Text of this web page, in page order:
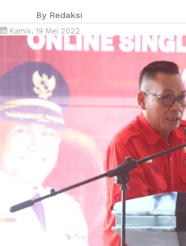
By Redaksi
Kamis, 19 Mei 2022